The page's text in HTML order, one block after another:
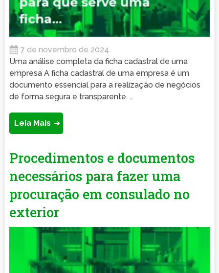
7 de novembro de 2024
Uma análise completa da ficha cadastral de uma
empresa A ficha cadastral de uma empresa é um
documento essencial para a realização de negócios
de forma segura e transparente. …
Leia Mais
Procedimentos e documentos
necessários para fazer uma
procuração em consulado no
exterior